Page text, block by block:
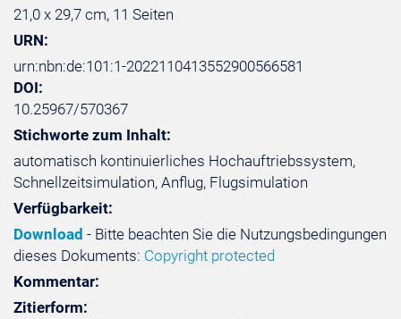
21,0 x 29,7 cm, 11 Seiten
URN:
urn:nbn:de:101:1-2022110413552900566581
DOI:
10.25967/570367
Stichworte zum Inhalt:
automatisch kontinuierliches Hochauftriebssystem,
Schnellzeitsimulation, Anflug, Flugsimulation
Verfügbarkeit:
Download - Bitte beachten Sie die Nutzungsbedingungen
dieses Dokuments: Copyright protected
Kommentar:
Zitierform: